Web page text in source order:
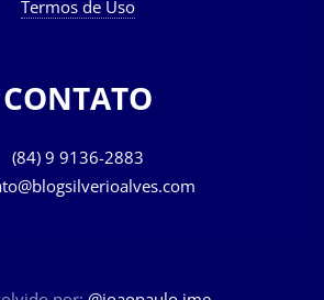
Termos de Uso
CONTATO
(84) 9 9136-2883